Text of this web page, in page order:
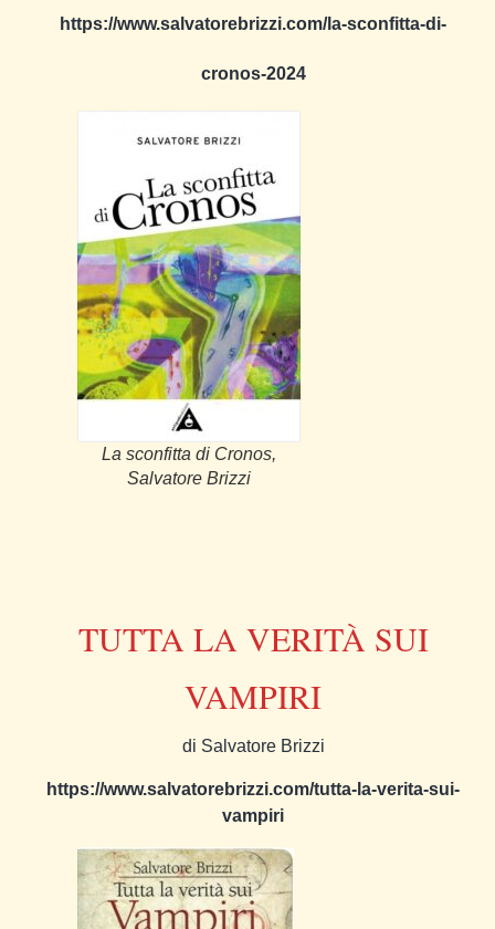
https://www.salvatorebrizzi.com/la-sconfitta-di-
cronos-2024
La sconfitta di Cronos,
Salvatore Brizzi
TUTTA LA VERITÀ SUI
VAMPIRI
di Salvatore Brizzi
https://www.salvatorebrizzi.com/tutta-la-verita-sui-
vampiri